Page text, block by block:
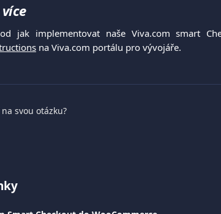
jak implementovat naše Viva.com smart
na Viva.com portálu pro vývojáře.
svou otázku?